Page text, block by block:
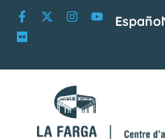
Español